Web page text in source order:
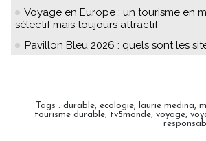
Voyage en Europe : un tourisme en
sélectif mais toujours attractif
Pavillon Bleu 2026 : quels sont les
Tags : durable ecologie laurie medina
tourisme durable
tv5monde voyage